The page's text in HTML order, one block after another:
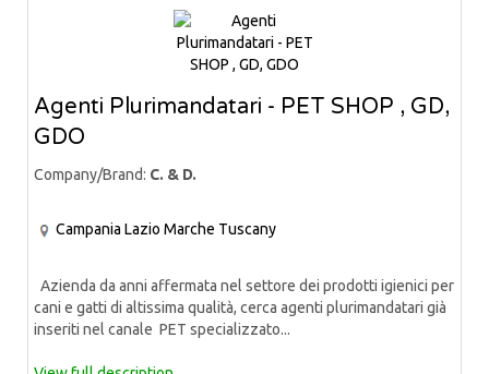
Agenti Plurimandatari - PET SHOP , GD,
GDO
Company/Brand: C. & D.
Campania Lazio Marche Tuscany
Azienda da anni affermata nel settore dei prodotti igienici per
cani e gatti di altissima qualità, cerca agenti plurimandatari già
inseriti nel canale PET specializzato...